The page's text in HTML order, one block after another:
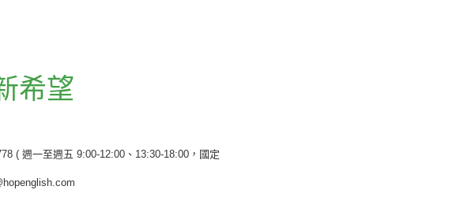
希望
( 週一至週五 9:00-12:00、13:30-18:00，國定